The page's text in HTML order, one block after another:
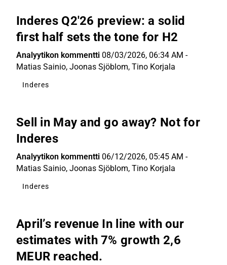
Inderes Q2'26 preview: a solid
first half sets the tone for H2
Analyytikon kommentti 08/03/2026, 06:34 AM -
Matias Sainio, Joonas Sjöblom, Tino Korjala
Inderes
Sell in May and go away? Not for
Inderes
Analyytikon kommentti 06/12/2026, 05:45 AM -
Matias Sainio, Joonas Sjöblom, Tino Korjala
Inderes
April’s revenue In line with our
estimates with 7% growth 2,6
MEUR reached.